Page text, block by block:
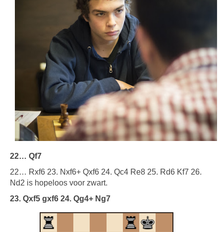
22… Qf7
22… Rxf6 23. Nxf6+ Qxf6 24. Qc4 Re8 25. Rd6 Kf7 26.
Nd2 is hopeloos voor zwart.
23. Qxf5 gxf6 24. Qg4+ Ng7